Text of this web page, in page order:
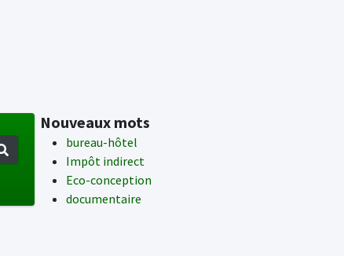
Nouveaux mots
bureau-hôtel
Impôt indirect
Eco-conception
documentaire